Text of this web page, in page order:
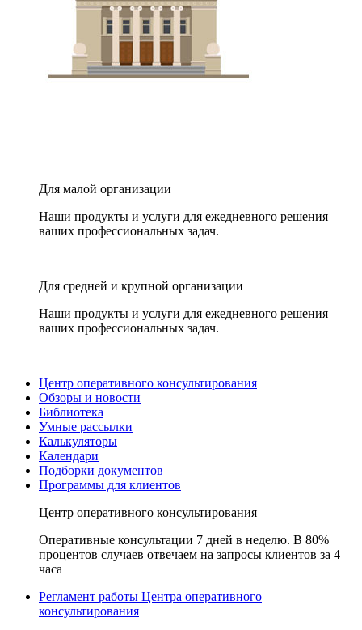
Для малой организации
Наши продукты и услуги для ежедневного решения
ваших профессиональных задач.
Для средней и крупной организации
Наши продукты и услуги для ежедневного решения
ваших профессиональных задач.
Центр оперативного консультирования
Обзоры и новости
Библиотека
Умные рассылки
Калькуляторы
Календари
Подборки документов
Программы для клиентов
Центр оперативного консультирования
Оперативные консультации 7 дней в неделю. В 80%
процентов случаев отвечаем на запросы клиентов за 4
часа
Регламент работы Центра оперативного
консультирования